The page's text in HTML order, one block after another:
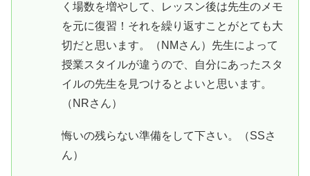
く場数を増やして、レッスン後は先生のメモ
を元に復習！それを繰り返すことがとても大
切だと思います。（NMさん）先生によって
授業スタイルが違うので、自分にあったスタ
イルの先生を見つけるとよいと思います。
（NRさん）
悔いの残らない準備をして下さい。（SSさ
ん）